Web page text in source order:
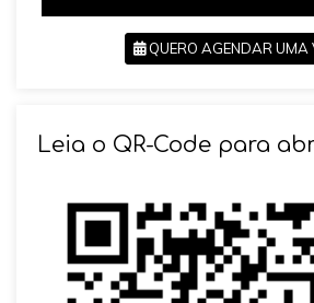
QUERO AGENDAR UMA
Leia o QR-Code para